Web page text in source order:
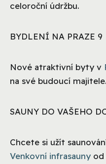
celoroční údržbu.
BYDLENÍ NA PRAZE 9
Nové atraktivní byty v
na své budoucí
SAUNY DO VAŠEHO
Chcete si užít
Venkovní infrasauny od